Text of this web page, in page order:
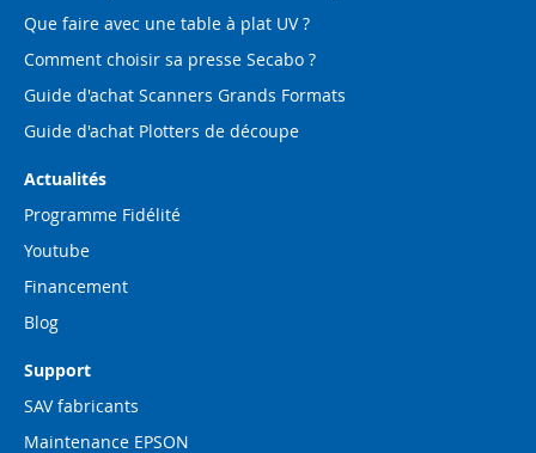
Que faire avec une table à plat UV ?
Comment choisir sa presse Secabo ?
Guide d'achat Scanners Grands Formats
Guide d'achat Plotters de découpe
Actualités
Programme Fidélité
Youtube
Financement
Blog
Support
SAV fabricants
Maintenance EPSON